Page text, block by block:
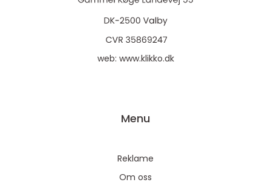
web: www.klikko.dk
Menu
Reklame
Om oss